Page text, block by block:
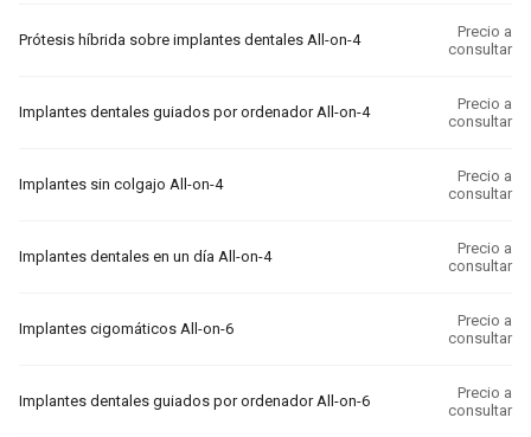
Prótesis híbrida sobre implantes dentales All-on-4
Precio a
consultar
Implantes dentales guiados por ordenador All-on-4
Precio a
consultar
Implantes sin colgajo All-on-4
Precio a
consultar
Implantes dentales en un día All-on-4
Precio a
consultar
Implantes cigomáticos All-on-6
Precio a
consultar
Implantes dentales guiados por ordenador All-on-6
Precio a
consultar